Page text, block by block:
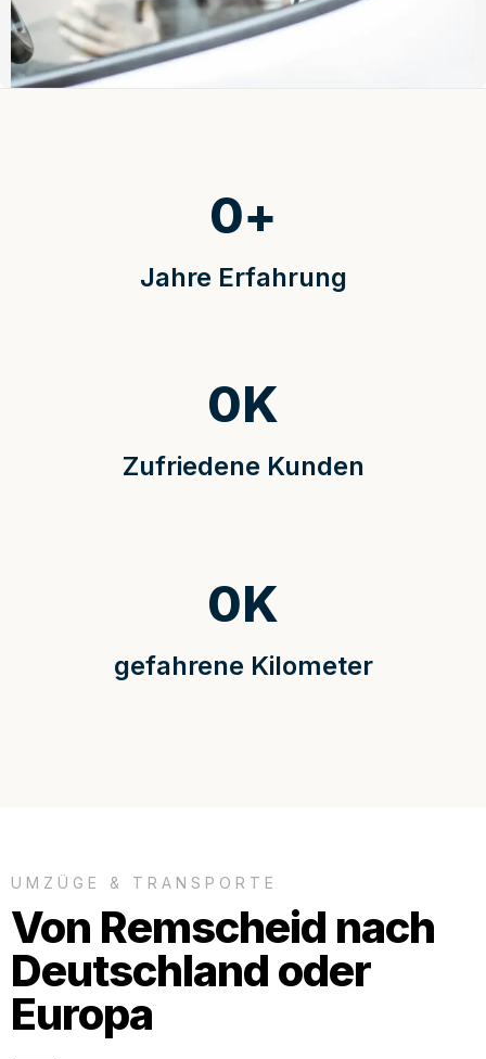
Jahre Erfahrung
0+
Zufriedene Kunden
0K
gefahrene Kilometer
0K
UMZÜGE & TRANSPORTE
Von Remscheid nach
Deutschland oder
Europa